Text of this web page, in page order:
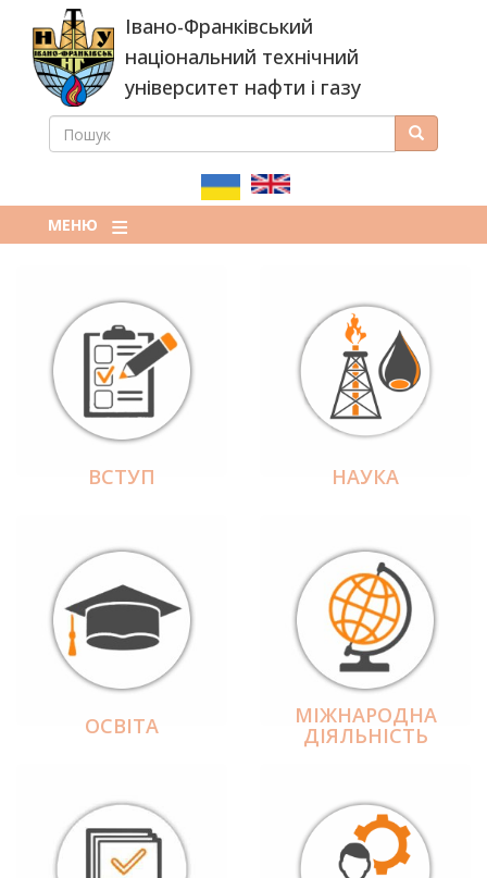
основного
вмісту
Івано-Франківський
національний технічний
університет нафти і газу
ПОШУКОВА
ПОШУК Пошук
МЕНЮ
ВСТУП НАУКА
ОСВІТА МІЖНАРОДНА
ДІЯЛЬНІCТЬ